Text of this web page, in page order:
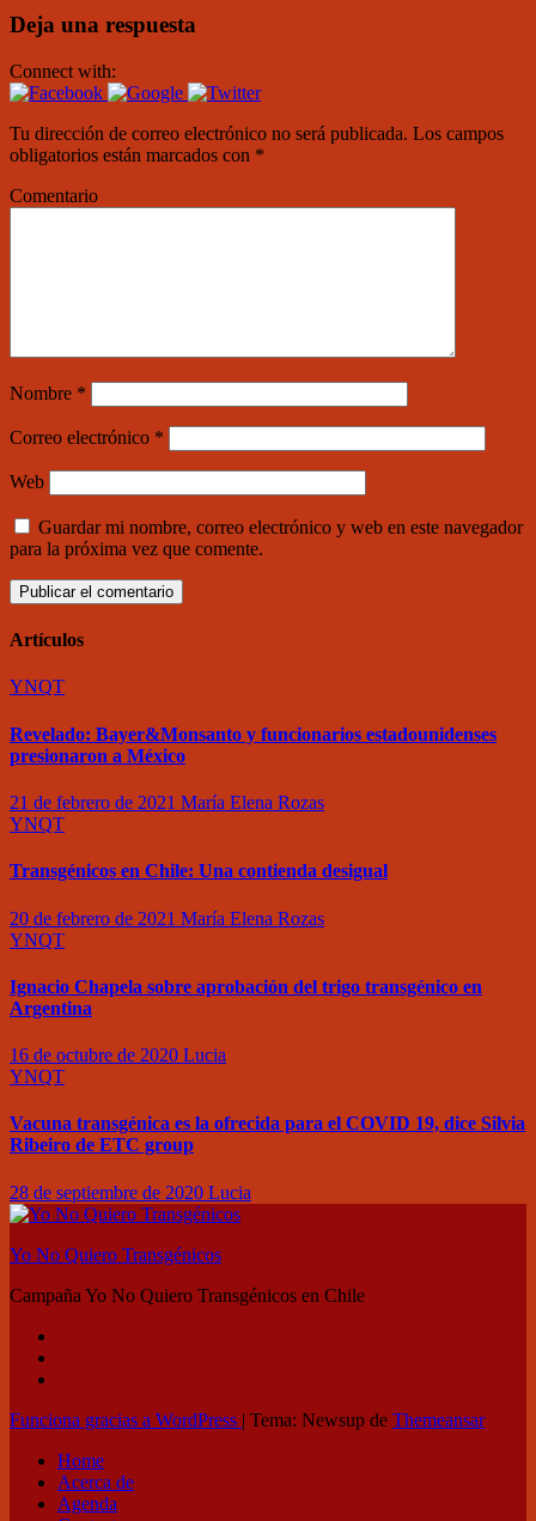
Deja una respuesta
Connect with:
Tu dirección de correo electrónico no será publicada. Los campos
obligatorios están marcados con *
Comentario
Nombre *
Correo electrónico *
Web
Guardar mi nombre, correo electrónico y web en este navegador
para la próxima vez que comente.
Artículos
YNQT
Revelado: Bayer&Monsanto y funcionarios estadounidenses
presionaron a México
21 de febrero de 2021 María Elena Rozas
YNQT
Transgénicos en Chile: Una contienda desigual
20 de febrero de 2021 María Elena Rozas
YNQT
Ignacio Chapela sobre aprobación del trigo transgénico en
Argentina
16 de octubre de 2020 Lucia
YNQT
Vacuna transgénica es la ofrecida para el COVID 19, dice Silvia
Ribeiro de ETC group
28 de septiembre de 2020 Lucia
Yo No Quiero Transgénicos
Campaña Yo No Quiero Transgénicos en Chile
Funciona gracias a WordPress | Tema: Newsup de Themeansar
Home
Acerca de
Agenda